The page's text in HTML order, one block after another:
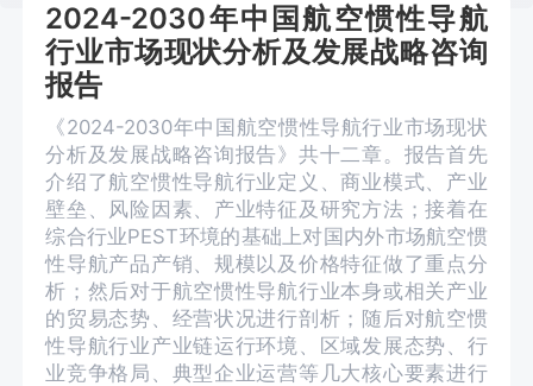
2024-2030年中国航空惯性导航
行业市场现状分析及发展战略咨询
报告
《2024-2030年中国航空惯性导航行业市场现状
分析及发展战略咨询报告》共十二章。报告首先
介绍了航空惯性导航行业定义、商业模式、产业
壁垒、风险因素、产业特征及研究方法；接着在
综合行业PEST环境的基础上对国内外市场航空惯
性导航产品产销、规模以及价格特征做了重点分
析；然后对于航空惯性导航行业本身或相关产业
的贸易态势、经营状况进行剖析；随后对航空惯
性导航行业产业链运行环境、区域发展态势、行
业竞争格局、典型企业运营等几大核心要素进行